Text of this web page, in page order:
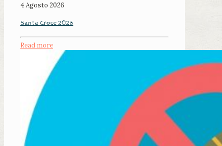
4 Agosto 2026
Santa Croce 2026
Read more